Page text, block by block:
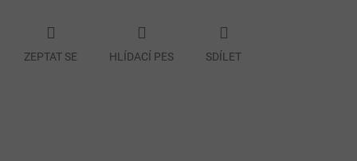
ZEPTAT SE HLÍDACÍ PES SDÍLET